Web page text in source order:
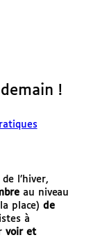
!
l’hiver,
au niveau
place) de
à
voir et